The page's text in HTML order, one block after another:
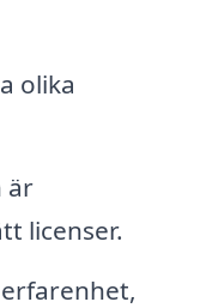
olika
är
licenser.